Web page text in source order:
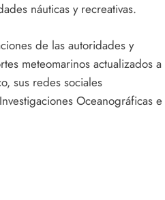
náuticas y recreativas.
de las autoridades y
meteomarinos actualizados a
sus redes sociales
Oceanográficas e